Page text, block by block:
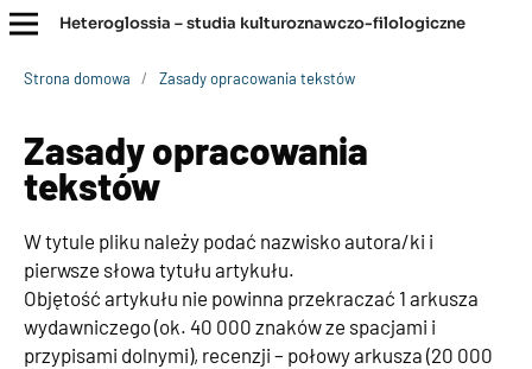
Heteroglossia – studia kulturoznawczo-filologiczne
Strona domowa / Zasady opracowania tekstów
Zasady opracowania
tekstów
W tytule pliku należy podać nazwisko autora/ki i
pierwsze słowa tytułu artykułu.
Objętość artykułu nie powinna przekraczać 1 arkusza
wydawniczego (ok. 40 000 znaków ze spacjami i
przypisami dolnymi), recenzji – połowy arkusza (20 000